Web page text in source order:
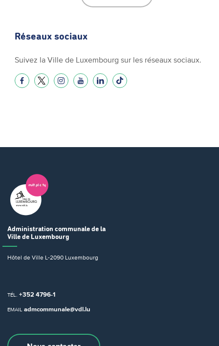
Réseaux sociaux
Suivez la Ville de Luxembourg sur les réseaux sociaux.
Administration communale de la
Ville de Luxembourg
Hôtel de Ville L-2090 Luxembourg
TÉL. +352 4796-1
EMAIL admcommunale@vdl.lu